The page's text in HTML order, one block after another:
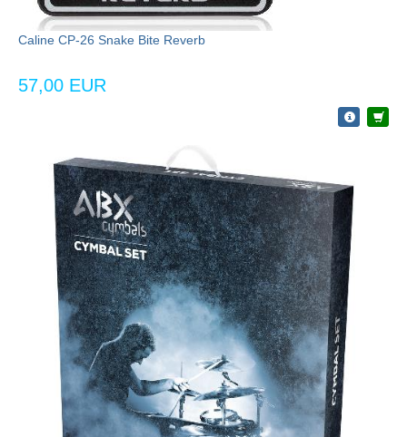
Caline CP-26 Snake Bite Reverb
57,00 EUR